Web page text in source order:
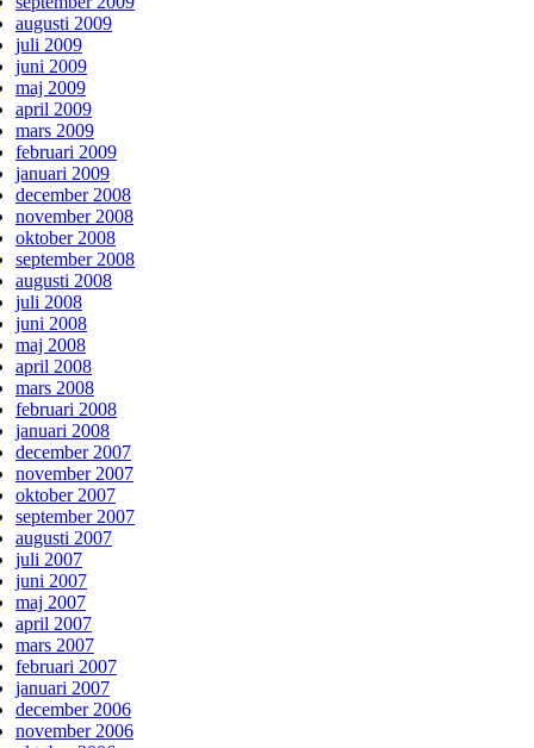
augusti 2009
juli 2009
juni 2009
maj 2009
april 2009
mars 2009
februari 2009
januari 2009
december 2008
november 2008
oktober 2008
september 2008
augusti 2008
juli 2008
juni 2008
maj 2008
april 2008
mars 2008
februari 2008
januari 2008
december 2007
november 2007
oktober 2007
september 2007
augusti 2007
juli 2007
juni 2007
maj 2007
april 2007
mars 2007
februari 2007
januari 2007
december 2006
november 2006